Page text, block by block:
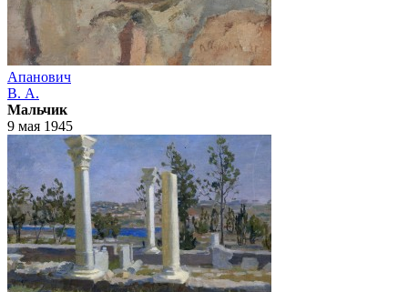
Апанович
В. А.
Мальчик
9 мая 1945